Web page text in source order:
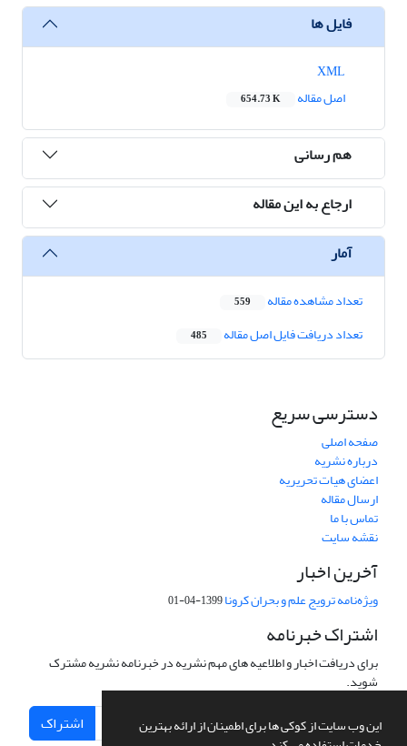
این وب سایت از کوکی ها برای اطمینان از ارائه بهترین
فایل ها
اصل مقاله
654.73 K
هم رسانی
ارجاع به این مقاله
آمار
تعداد مشاهده مقاله 559
تعداد دریافت فایل اصل مقاله 485
دسترسی سریع
صفحه اصلی
درباره نشریه
اعضای هیات تحریریه
ارسال مقاله
تماس با ما
نقشه سایت
آخرین اخبار
ویژه‌نامه ترویج علم و بحران کرونا1399-04-01
اشتراک خبرنامه
برای دریافت اخبار و اطلاعیه های مهم نشریه در خبرنامه نشریه مشترک
شوید.
اشتراک